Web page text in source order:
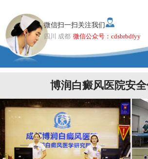
微信扫一扫关注我们
四川 成都 微信公众号：cdsbrbdfyy
博润白癜风医院安